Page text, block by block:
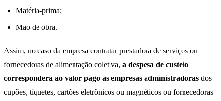
Matéria-prima;
Mão de obra.
Assim, no caso da empresa contratar prestadora de serviços ou
fornecedoras de alimentação coletiva, a despesa de custeio
corresponderá ao valor pago às empresas administradoras dos
cupões, tíquetes, cartões eletrônicos ou magnéticos ou fornecedoras